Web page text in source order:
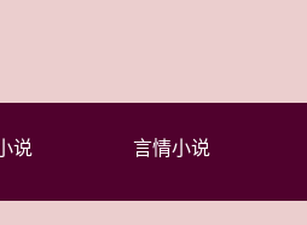
说 言情小说